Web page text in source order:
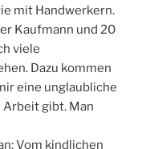
mit Handwerkern.
Kaufmann und 20
viele
Dazu kommen
eine unglaubliche
Arbeit gibt. Man
Vom kindlichen